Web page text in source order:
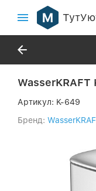
Артикул: K-649
Бренд: